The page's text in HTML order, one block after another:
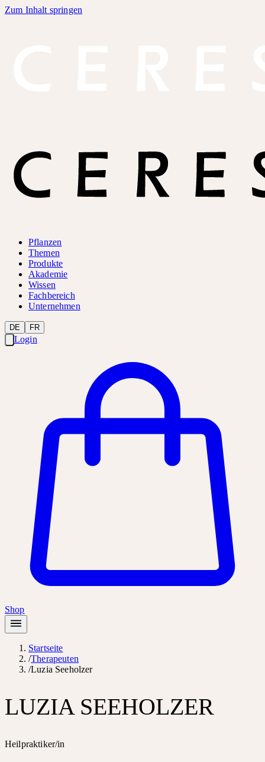
Zum Inhalt springen
Pflanzen
Themen
Produkte
Akademie
Wissen
Fachbereich
Unternehmen
DE FR
Login
Shop
Startseite
/Therapeuten
/Luzia Seeholzer
LUZIA SEEHOLZER
Heilpraktiker/in